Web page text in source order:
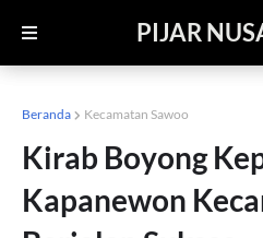
PIJAR
Beranda Kecamatan Sawoo
Kirab Boyong
Kapanewon